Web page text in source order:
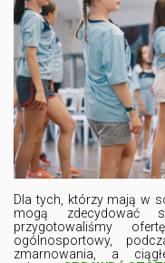
Dla tych, którzy mają w
mogą zdecydować
przygotowaliśmy
ogólnosportowy,
zmarnowania, a